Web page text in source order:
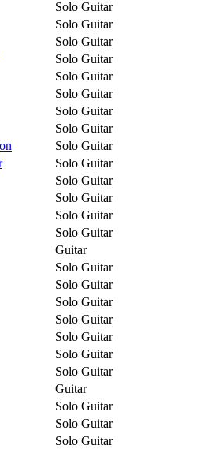
Solo Guitar
Solo Guitar
Solo Guitar
Solo Guitar
Solo Guitar
Solo Guitar
Solo Guitar
Solo Guitar
Solo Guitar
Solo Guitar
Solo Guitar
Solo Guitar
Solo Guitar
Solo Guitar
Guitar
Solo Guitar
Solo Guitar
Solo Guitar
Solo Guitar
Solo Guitar
Solo Guitar
Solo Guitar
Guitar
Solo Guitar
Solo Guitar
Solo Guitar